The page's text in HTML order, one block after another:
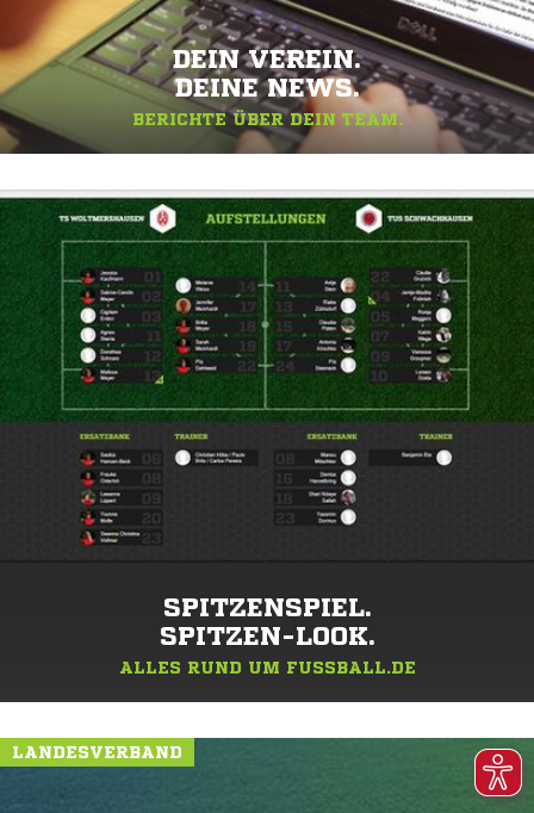
DEIN VEREIN.
DEINE NEWS.
BERICHTE ÜBER DEIN TEAM.
SPITZENSPIEL.
SPITZEN-LOOK.
ALLES RUND UM FUSSBALL.DE
LANDESVERBAND